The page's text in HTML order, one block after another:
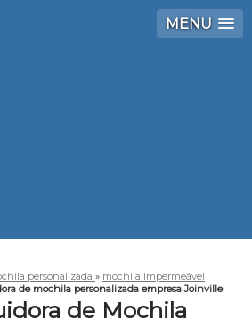
MENU
personalizada » mochila impermeável
de mochila personalizada empresa Joinville
de Mochila